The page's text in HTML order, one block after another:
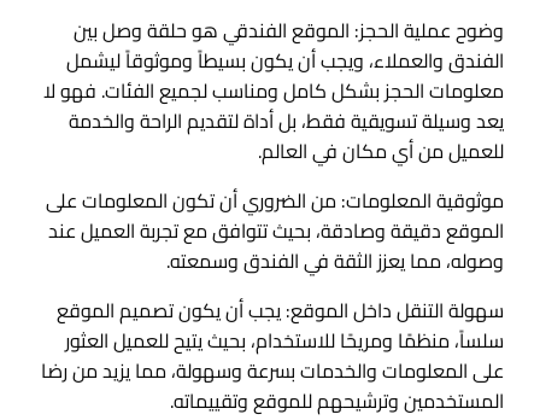
وضوح عملية الحجز: الموقع الفندقي هو حلقة وصل بين
الفندق والعملاء، ويجب أن يكون بسيطاً وموثوقاً ليشمل
معلومات الحجز بشكل كامل ومناسب لجميع الفئات. فهو لا
يعد وسيلة تسويقية فقط، بل أداة لتقديم الراحة والخدمة
للعميل من أي مكان في العالم.
موثوقية المعلومات: من الضروري أن تكون المعلومات على
الموقع دقيقة وصادقة، بحيث تتوافق مع تجربة العميل عند
وصوله، مما يعزز الثقة في الفندق وسمعته.
سهولة التنقل داخل الموقع: يجب أن يكون تصميم الموقع
سلساً، منظمًا ومريحًا للاستخدام، بحيث يتيح للعميل العثور
على المعلومات والخدمات بسرعة وسهولة، مما يزيد من رضا
المستخدمين وترشيحهم للموقع وتقييماته.